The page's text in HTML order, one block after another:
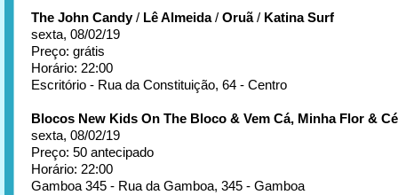
The John Candy/ Lê Almeida/ Oruã/ Katina Surf
sexta, 08/02/19
Preço: grátis
Horário: 22:00
Escritório - Rua da Constituição, 64 - Centro
Blocos New Kids On The Bloco & Vem Cá, Minha Flor &
sexta, 08/02/19
Preço: 50 antecipado
Horário: 22:00
Gamboa 345 - Rua da Gamboa, 345 - Gamboa